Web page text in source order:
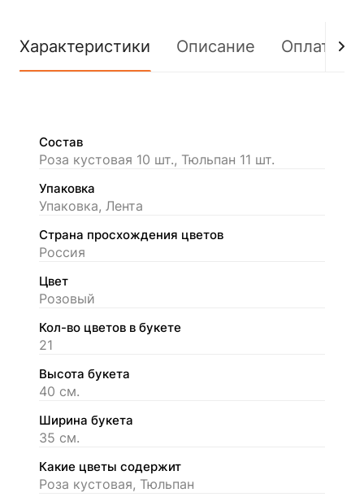
Характеристики Описание Оплата
Состав
Роза кустовая 10 шт., Тюльпан 11 шт.
Упаковка
Упаковка, Лента
Страна просхождения цветов
Россия
Цвет
Розовый
Кол-во цветов в букете
21
Высота букета
40 см.
Ширина букета
35 см.
Какие цветы содержит
Роза кустовая, Тюльпан